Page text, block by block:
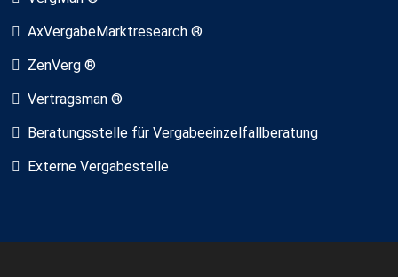
AxVergabeMarktresearch ®
ZenVerg ®
Vertragsman ®
Beratungsstelle für Vergabeeinzelfallberatung
Externe Vergabestelle